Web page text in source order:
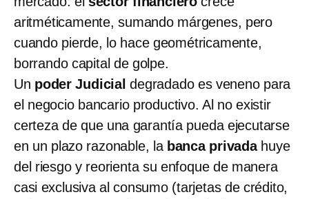
aritméticamente, sumando márgenes, pero
cuando pierde, lo hace geométricamente,
borrando capital de golpe.
Un poder Judicial degradado es veneno para
el negocio bancario productivo. Al no existir
certeza de que una garantía pueda ejecutarse
en un plazo razonable, la banca privadahuye
del riesgo y reorienta su enfoque de manera
casi exclusiva al consumo (tarjetas de crédito,